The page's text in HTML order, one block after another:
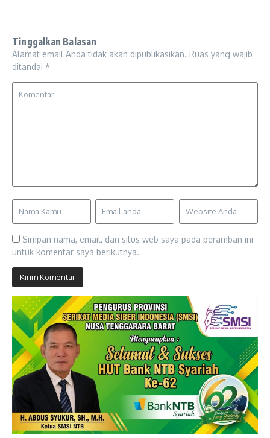
Tinggalkan Balasan
Alamat email Anda tidak akan dipublikasikan. Ruas yang wajib
ditandai *
Simpan nama, email, dan situs web saya pada peramban ini
untuk komentar saya berikutnya.